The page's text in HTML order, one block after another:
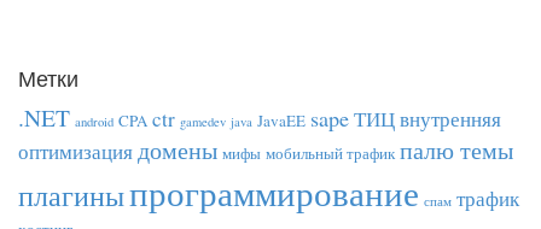
Метки
.NET android CPA ctr gamedev java JavaEE sapeТИЦвнутренняя
оптимизациядомены мифы мобильный трафик палю темы
плагиныпрограммирование спам трафик